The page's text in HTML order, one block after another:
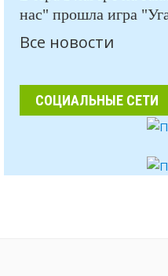
нас" прошла игра
Все новости
СОЦИАЛЬНЫЕ СЕТИ